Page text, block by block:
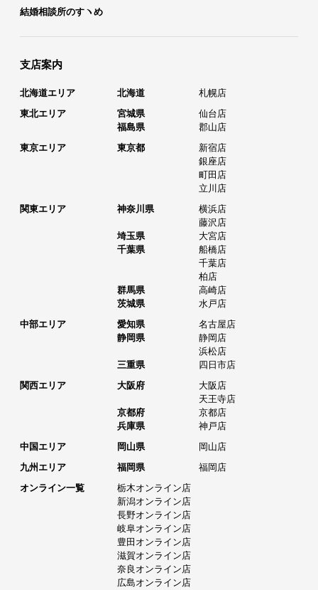
結婚相談所のすヽめ
支店案内
北海道エリア 北海道
札幌店
東北エリア
宮城県
仙台店
福島県
郡山店
東京エリア
東京都
新宿店
銀座店
町田店
立川店
関東エリア
神奈川県
横浜店
藤沢店
埼玉県
大宮店
千葉県
船橋店
千葉店
柏店
群馬県
高崎店
茨城県
水戸店
中部エリア
愛知県
名古屋店
静岡県
静岡店
浜松店
三重県
四日市店
関西エリア
大阪府
大阪店
天王寺店
京都府
京都店
兵庫県
神戸店
中国エリア
岡山県
岡山店
九州エリア
福岡県
福岡店
オンライン一覧
栃木オンライン店
新潟オンライン店
長野オンライン店
岐阜オンライン店
豊田オンライン店
滋賀オンライン店
奈良オンライン店
広島オンライン店